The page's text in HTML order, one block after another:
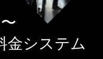
金システム